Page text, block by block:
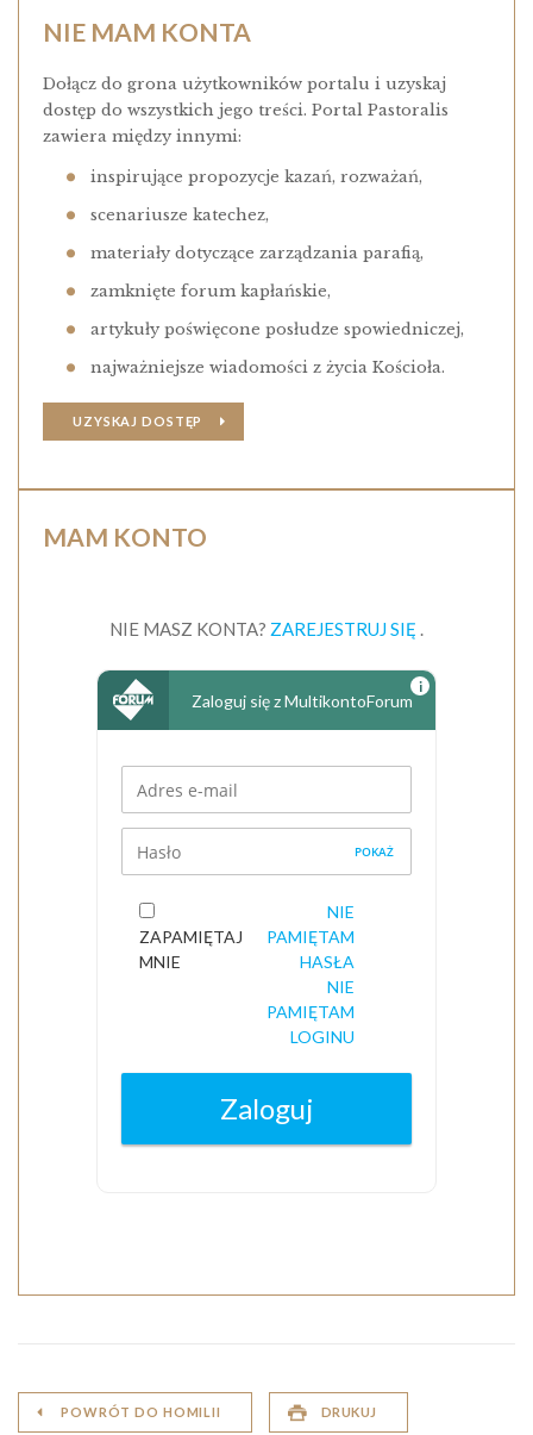
NIE MAM KONTA
Dołącz do grona użytkowników portalu i uzyskaj
dostęp do wszystkich jego treści. Portal Pastoralis
zawiera między innymi:
inspirujące propozycje kazań, rozważań,
scenariusze katechez,
materiały dotyczące zarządzania parafią,
zamknięte forum kapłańskie,
artykuły poświęcone posłudze spowiedniczej,
najważniejsze wiadomości z życia Kościoła.
UZYSKAJ DOSTĘP
MAM KONTO
POWRÓT DO HOMILII DRUKUJ